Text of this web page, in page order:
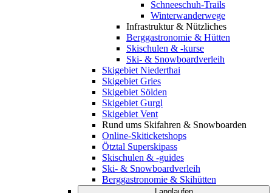
Schneeschuh-Trails
Winterwanderwege
Infrastruktur & Nützliches
Berggastronomie & Hütten
Skischulen & -kurse
Ski- & Snowboardverleih
Skigebiet Niederthai
Skigebiet Gries
Skigebiet Sölden
Skigebiet Gurgl
Skigebiet Vent
Rund ums Skifahren & Snowboarden
Online-Skiticketshops
Ötztal Superskipass
Skischulen & -guides
Ski- & Snowboardverleih
Berggastronomie & Skihütten